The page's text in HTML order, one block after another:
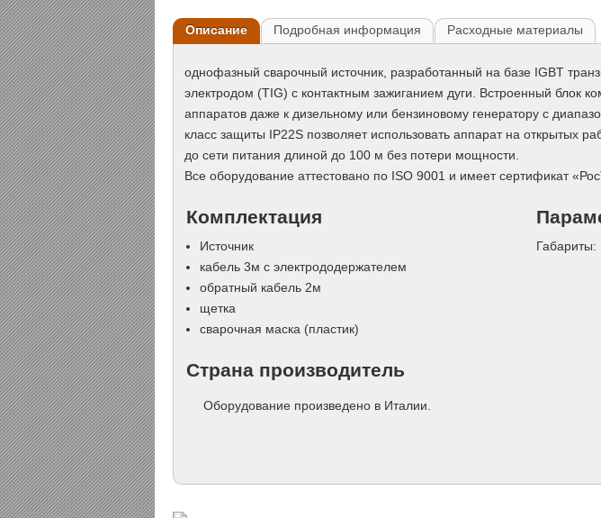
Описание Подробная информация Расходные материалы
однофазный сварочный источник, разработанный на базе IGBT
электродом (TIG) с контактным зажиганием дуги. Встроенный блок
аппаратов даже к дизельному или бензиновому генератору с
класс защиты IP22S позволяет использовать аппарат на открытых
до сети питания длиной до 100 м без потери мощности.
Все оборудование аттестовано по ISO 9001 и имеет сертификат
Комплектация
Источник
кабель 3м с электрододержателем
обратный кабель 2м
щетка
сварочная маска (пластик)
Габариты:
Страна производитель
Оборудование произведено в Италии.